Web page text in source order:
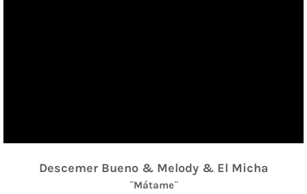
Descemer Bueno & Melody & El Micha
¨Mátame¨